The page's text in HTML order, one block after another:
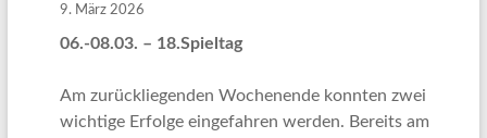
9. März 2026
06.-08.03. – 18.Spieltag
Am zurückliegenden Wochenende konnten zwei
wichtige Erfolge eingefahren werden. Bereits am